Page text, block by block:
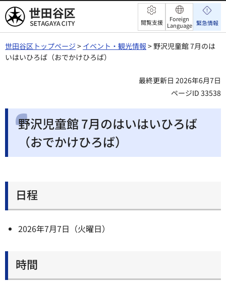
世田谷区 閲覧支援
Foreign
Language 緊急情報
世田谷区トップページ > イベント・観光情報 > 野沢児童館 7月のは
いはいひろば（おでかけひろば）
最終更新日 2026年6月7日
ページID 33538
野沢児童館 7月のはいはいひろば
（おでかけひろば）
日程
2026年7月7日（火曜日）
時間